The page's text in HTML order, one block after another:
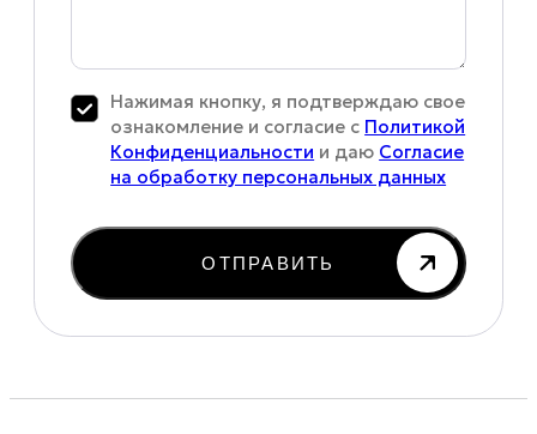
Нажимая кнопку, я подтверждаю свое
ознакомление и согласие с Политикой
Конфиденциальности и даю Согласие
на обработку персональных данных
ОТПРАВИТЬ